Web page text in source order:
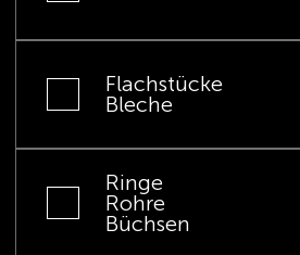
Flachstücke
Bleche
Ringe
Rohre
Büchsen